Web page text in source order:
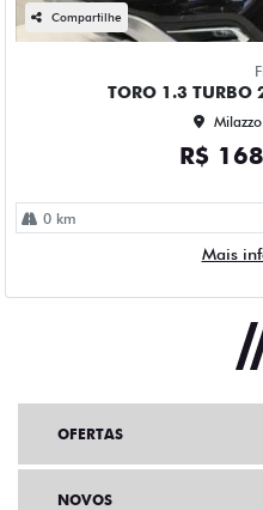
Compartilhe
TORO 1.3 TURBO
R$
0 km
Mais
OFERTAS
NOVOS